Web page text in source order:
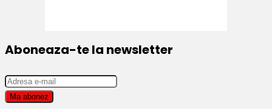
Aboneaza-te la newsletter